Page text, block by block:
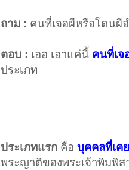
ถาม : คนที่เจอผีหรือโดนผี
ตอบ : เออ เอาแค่นี้ คนที่เจ
ประเภท
ประเภทแรก คือ บุคคลที่เค
พระญาติของพระเจ้าพิมพิส